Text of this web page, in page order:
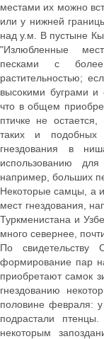
местами их можно
или у нижней
над у.м. В пустыне
"Излюбленные
песками с
растительностью;
высокими буграми и
что в общем
птичке не
таких и
гнездования в
использованию
например, больших
Некоторые самцы, а
мест гнездования,
Туркменистана и
много севернее,
По свидетельству
формирование пар
приобретают самок
гнездованию
половине февраля:
подрастали
некоторым